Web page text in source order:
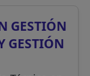
GESTIÓN
GESTIÓN